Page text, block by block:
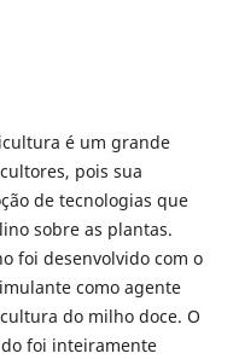
é um grande
pois sua
de tecnologias que
sobre as plantas.
foi desenvolvido com o
como agente
do milho doce. O
foi inteiramente